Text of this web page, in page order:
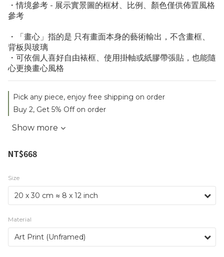
・情境參考 - 展示實景圖的框材、比例、顏色僅供佈置風格
參考
・「畫心」指的是 只有畫面本身的藝術輸出，不含畫框、
背板與玻璃
・可依個人喜好自由裱框、使用掛軸或紙膠帶張貼，也能隨
心更換畫心風格
Pick any piece, enjoy free shipping on order
Buy 2, Get 5% Off on order
Show more
NT$668
Size
Material